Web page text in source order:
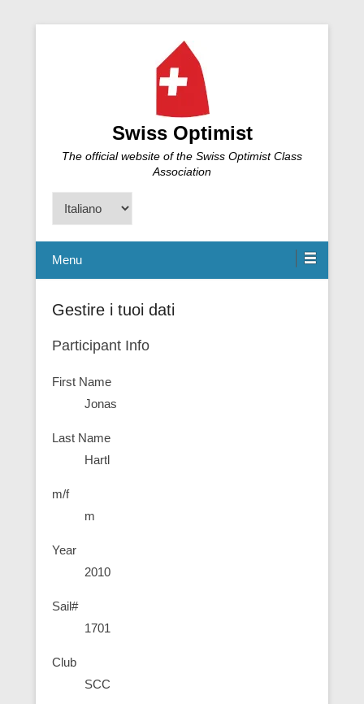
Swiss Optimist
The official website of the Swiss Optimist Class
Association
Scegli
una
lingua
Menu
Gestire i tuoi dati
Participant Info
First Name
Jonas
Last Name
Hartl
m/f
m
Year
2010
Sail#
1701
Club
SCC